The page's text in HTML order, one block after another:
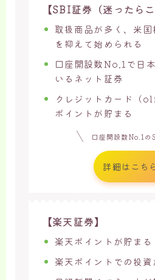
【SBI証券（迷ったらこ
取扱商品が多く、米
を抑えて始められる
口座開設数No.1で日
いるネット証券
クレジットカード（
ポイントが貯まる
口座開設数No.1の
詳細はこち
【楽天証券】
楽天ポイントが貯まる
楽天ポイントでの投資